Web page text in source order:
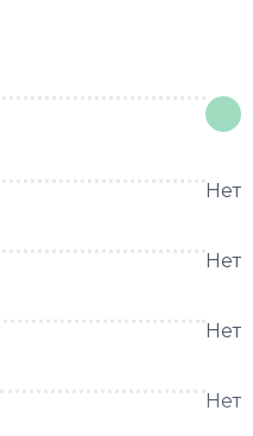
Нет
Нет
Нет
Нет